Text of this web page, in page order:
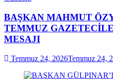
BAŞKAN MAHMUT
TEMMUZ
MESAJI
Temmuz 24, 2026Temmuz 24,